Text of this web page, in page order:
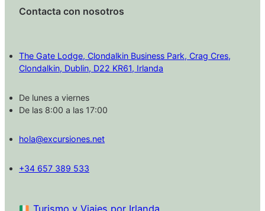
Contacta con nosotros
The Gate Lodge, Clondalkin Business Park, Crag Cres,
Clondalkin, Dublin, D22 KR61, Irlanda
De lunes a viernes
De las 8:00 a las 17:00
hola@excursiones.net
+34 657 389 533